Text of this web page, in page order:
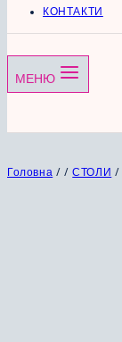
КОНТАКТИ
МЕНЮ
Головна / / СТОЛИ /